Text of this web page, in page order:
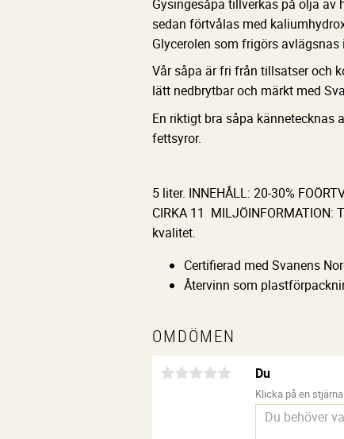
Gysingesåpa tillverkas på olja
sedan förtvålas med
Glycerolen som frigörs
Vår såpa är fri från tillsatser och
lätt nedbrytbar och märkt med
En riktigt bra såpa kännetecknas
fettsyror.
5 liter. INNEHÅLL: 20-30%
CIRKA 11
kvalitet.
Certifierad med Svanens
Återvinn som
OMDÖMEN
Du
Klicka på en